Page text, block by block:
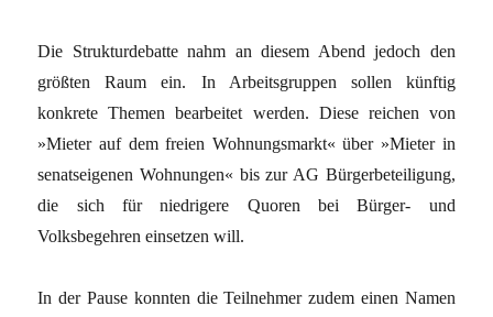
Die Strukturdebatte nahm an diesem Abend jedoch den
größten Raum ein. In Arbeitsgruppen sollen künftig
konkrete Themen bearbeitet werden. Diese reichen von
»Mieter auf dem freien Wohnungsmarkt« über »Mieter in
senatseigenen Wohnungen« bis zur AG Bürgerbeteiligung,
die sich für niedrigere Quoren bei Bürger- und
Volksbegehren einsetzen will.
In der Pause konnten die Teilnehmer zudem einen Namen